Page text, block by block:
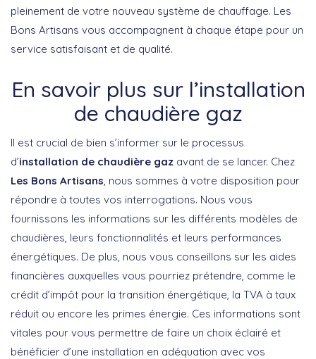
pleinement de votre nouveau système de chauffage. Les
Bons Artisans vous accompagnent à chaque étape pour un
service satisfaisant et de qualité.
En savoir plus sur l’installation
de chaudière gaz
Il est crucial de bien s’informer sur le processus
d’installation de chaudière gaz avant de se lancer. Chez
Les Bons Artisans , nous sommes à votre disposition pour
répondre à toutes vos interrogations. Nous vous
fournissons les informations sur les différents modèles de
chaudières, leurs fonctionnalités et leurs performances
énergétiques. De plus, nous vous conseillons sur les aides
financières auxquelles vous pourriez prétendre, comme le
crédit d’impôt pour la transition énergétique, la TVA à taux
réduit ou encore les primes énergie. Ces informations sont
vitales pour vous permettre de faire un choix éclairé et
bénéficier d’une installation en adéquation avec vos